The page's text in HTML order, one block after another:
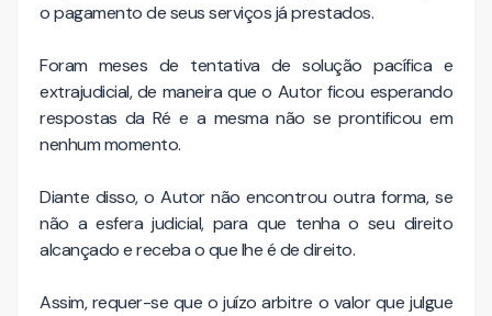
o pagamento de seus serviços já prestados.
Foram meses de tentativa de solução pacífica e
extrajudicial, de maneira que o Autor ficou esperando
respostas da Ré e a mesma não se prontificou em
nenhum momento.
Diante disso, o Autor não encontrou outra forma, se
não a esfera judicial, para que tenha o seu direito
alcançado e receba o que lhe é de direito.
Assim, requer-se que o juízo arbitre o valor que julgue